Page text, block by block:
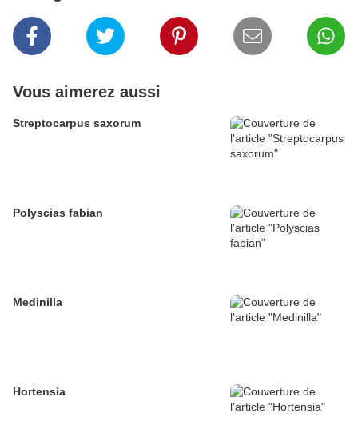
Vous aimerez aussi
Streptocarpus saxorum
Polyscias fabian
Medinilla
Hortensia